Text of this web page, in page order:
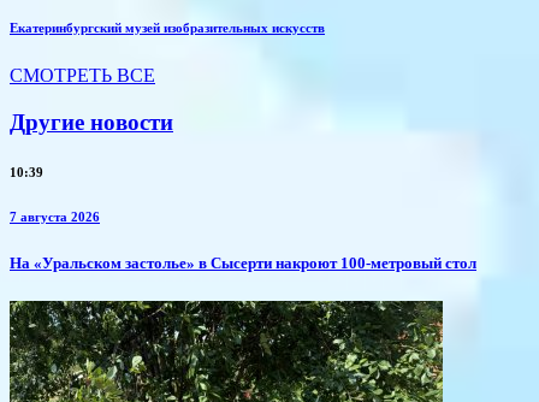
Екатеринбургский музей изобразительных искусств
СМОТРЕТЬ ВСЕ
Другие новости
10:39
7 августа 2026
​На «Уральском застолье» в Сысерти накроют 100-метровый стол